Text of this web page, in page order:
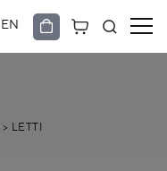
EN
> LETTI